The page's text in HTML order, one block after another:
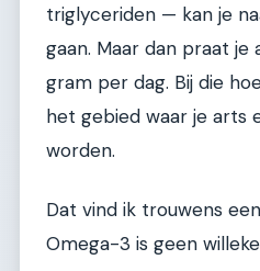
triglyceriden — kan je
gaan. Maar dan praat je
gram per dag. Bij die
het gebied waar je arts
worden.
Dat vind ik trouwens
Omega-3 is geen